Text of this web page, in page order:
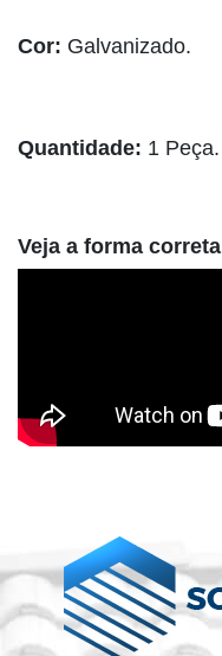
Cor: Galvanizado.
Quantidade: 1 Peça.
Veja a forma